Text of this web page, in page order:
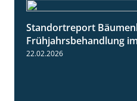
Standortreport
Frühjahrsbehandlung
22.02.2026